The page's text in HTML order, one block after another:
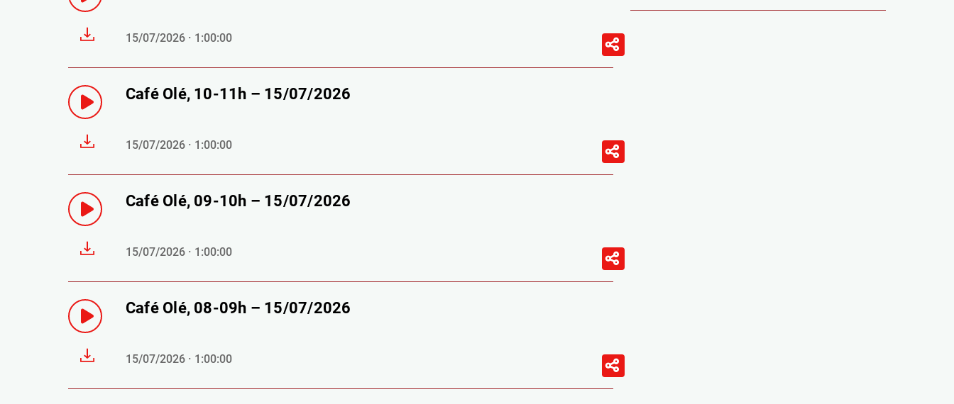
15/07/2026 · 1:00:00
Café Olé, 10-11h – 15/07/2026
15/07/2026 · 1:00:00
Café Olé, 09-10h – 15/07/2026
15/07/2026 · 1:00:00
Café Olé, 08-09h – 15/07/2026
15/07/2026 · 1:00:00